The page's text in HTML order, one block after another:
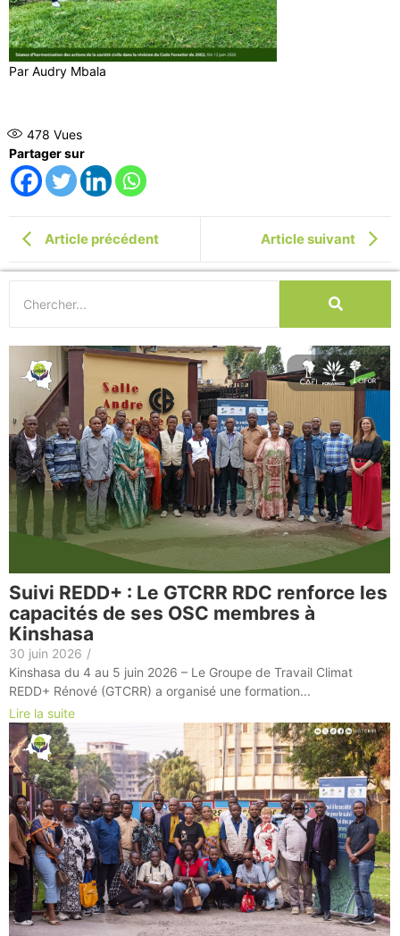
Par Audry Mbala
478 Vues
Partager sur
Article précédent Article suivant
Suivi REDD+ : Le GTCRR RDC renforce les
capacités de ses OSC membres à
Kinshasa
30 juin 2026 /
Kinshasa du 4 au 5 juin 2026 – Le Groupe de Travail Climat
REDD+ Rénové (GTCRR) a organisé une formation...
Lire la suite